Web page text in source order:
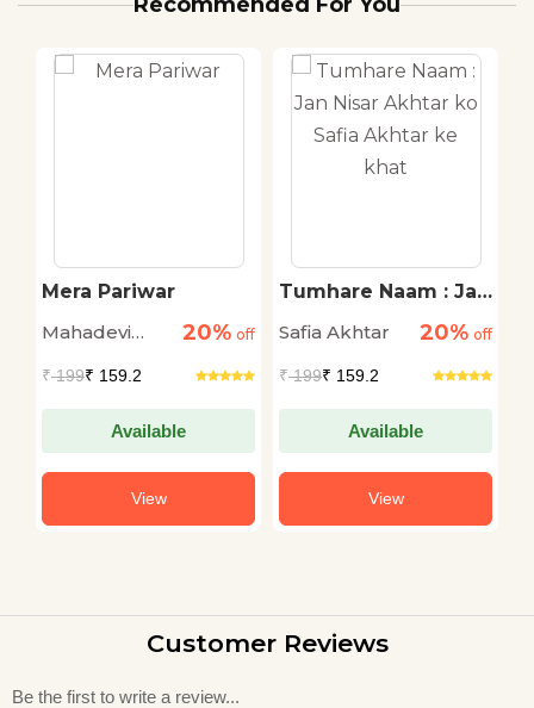
Mera Pariwar
Mahadevi
20% off
₹199₹ 159.2
Available
View
Tumhare Naam : Jan
Akhtar ke khat
Safia Akhtar 20% off
₹199₹ 159.2
Available
View
Customer Reviews
Be the first to write a review...